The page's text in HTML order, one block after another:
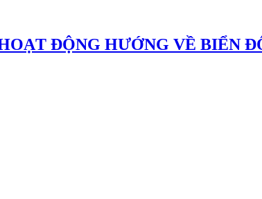
ĐỘNG HƯỚNG VỀ BIỂN